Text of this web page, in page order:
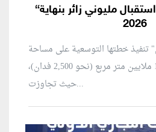
“سوما باي” تتوقع استقبال مليوني زائر بنهاية
2026
خطتها التوسعية على مساحة
إجمالية تصل إلى 10 ملايين متر مربع (نحو 2,500 فدان)،
حيث تجاوزت...